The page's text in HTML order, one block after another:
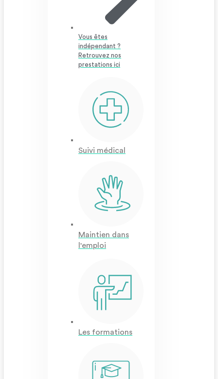
Vous êtes
indépendant ?
Retrouvez nos
prestations ici
Suivi médical
Maintien dans
l'emploi
Les formations